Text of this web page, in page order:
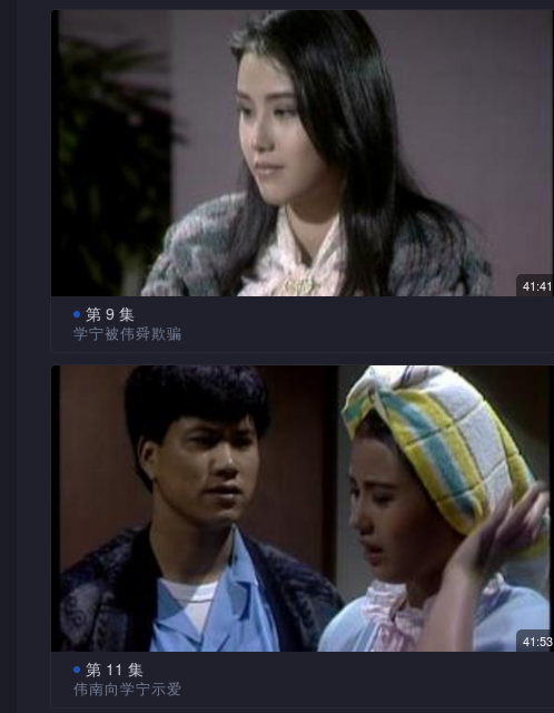
伟舜与学仁为争球场踢波，大打出手，学仁不敌，当众声言绝
不罢休。另一方面，伟贤与女友行踪原一直被该泥水佬窥视，乘机
向工人残杀报仇，死状甚为恐怖。
正当控辩双方陈词后，众陪审员感到表面人证物证俱在，学仁
面临败讼时，谨昌大为激动，竟在法庭内理直气壮为其弟申辩，终
唤起一陪审员宋楚翘的正义感。
楚翘经深思熟虑后，发现案件疑点甚多，深信学仁乃无辜，竟
主动克服一切阻难，说服其余陪审员继续研讨。众人皆被其热诚所
动，连夜抽丝剥茧，将疑点逐一攻破，楚翘大表安心。
谨昌见自己未能替学仁洗脱罪名，内心悲痛万分，精神极为颓
丧。创世终体谅其真正为人，对他大起怜悯，二人顿化敌为友。
翌日，当陪审团退庭商议完毕后，楚翘等一致认为学仁罪名不
成立，当庭释放，令方家各人喜极而泣。
钟赞获悉学仁无罪被释，心有不值，以为楚翘被贿所致，向她
原来楚翘为永然独生女，由其公赵志远口中所得，误会其父早
年因冷落母亲，致令她抑郁而死，造成楚翘对永然有种无形的抗
拒。加上她不满其父专横性格，自小栖居志远家，间接养成其反叛
性格处处与其父冲撞，彼此无法沟通。
41:41
第 9 集
学宁被伟舜欺骗
当淑梅接到医生报告后，发现身体无恙，令众人放下心头大
石。同时，谨昌更表示唯恐破坏美屏家庭幸福，不会与她相认。淑
梅对爱子有失而复得的感觉，感动不已。
谨昌知道自己身世后，对伟舜印象大为改变，主动与他前嫌冰
释，并借故亲近美屏，反被拒于千里外。创世等误会谨昌存心「掏
古井」，令他啼笑皆非。
学宁终受不住伟舜热烈追求，不自觉堕进其感情陷阱。伟舜原
为情场圣手，存心玩弄感情，乘机制造浪漫气氛，与学宁发生关
系。
41:53
第 11 集
伟南向学宁示爱